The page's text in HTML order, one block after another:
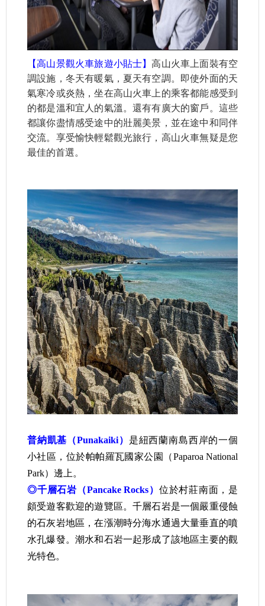
【高山景觀火車旅遊小貼士】高山火車上面裝有空
調設施，冬天有暖氣，夏天有空調。即使外面的天
氣寒冷或炎熱，坐在高山火車上的乘客都能感受到
的都是溫和宜人的氣溫。還有有廣大的窗戶。這些
都讓你盡情感受途中的壯麗美景，並在途中和同伴
交流。享受愉快輕鬆觀光旅行，高山火車無疑是您
最佳的首選。
普納凱基（Punakaiki） 是紐西蘭南島西岸的一個
小社區，位於帕帕羅瓦國家公園
（Paparoa National
Park）邊上。
◎千層石岩（Pancake Rocks） 位於村莊南面，是
頗受遊客歡迎的遊覽區。千層石岩是一個嚴重侵蝕
的石灰岩地區，在漲潮時分海水通過大量垂直的噴
水孔爆發。潮水和石岩一起形成了該地區主要的觀
光特色。